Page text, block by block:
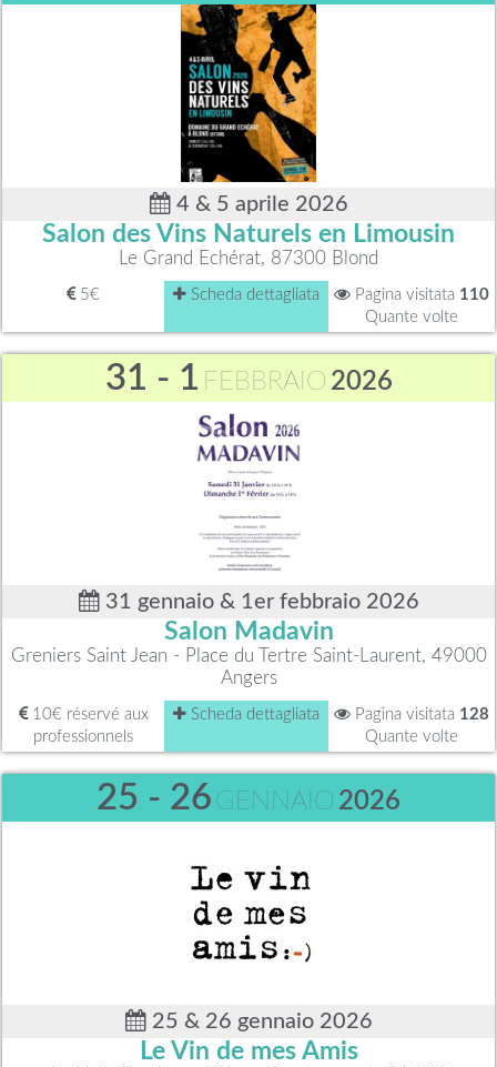
4 & 5 aprile 2026
Salon des Vins Naturels en Limousin
Le Grand Echérat, 87300 Blond
5€ Scheda dettagliata Pagina visitata 110
Quante volte
31 - 1 FEBBRAIO 2026
31 gennaio & 1er febbraio 2026
Salon Madavin
Greniers Saint Jean - Place du Tertre Saint-Laurent, 49000
Angers
10€ réservé aux
professionnels
Scheda dettagliata Pagina visitata 128
Quante volte
25 - 26 GENNAIO 2026
25 & 26 gennaio 2026
Le Vin de mes Amis